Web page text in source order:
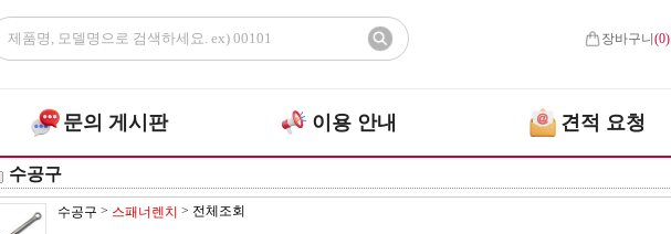
장바구니(0)
문의 게시판 이용 안내 견적 요청
수공구
수공구 > 스패너렌치 > 전체조회